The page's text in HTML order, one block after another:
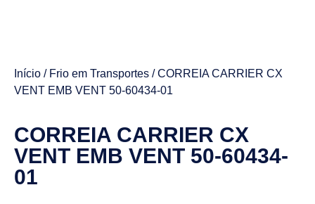
Início / Frio em Transportes / CORREIA CARRIER CX
VENT EMB VENT 50-60434-01
CORREIA CARRIER CX
VENT EMB VENT 50-60434-
01